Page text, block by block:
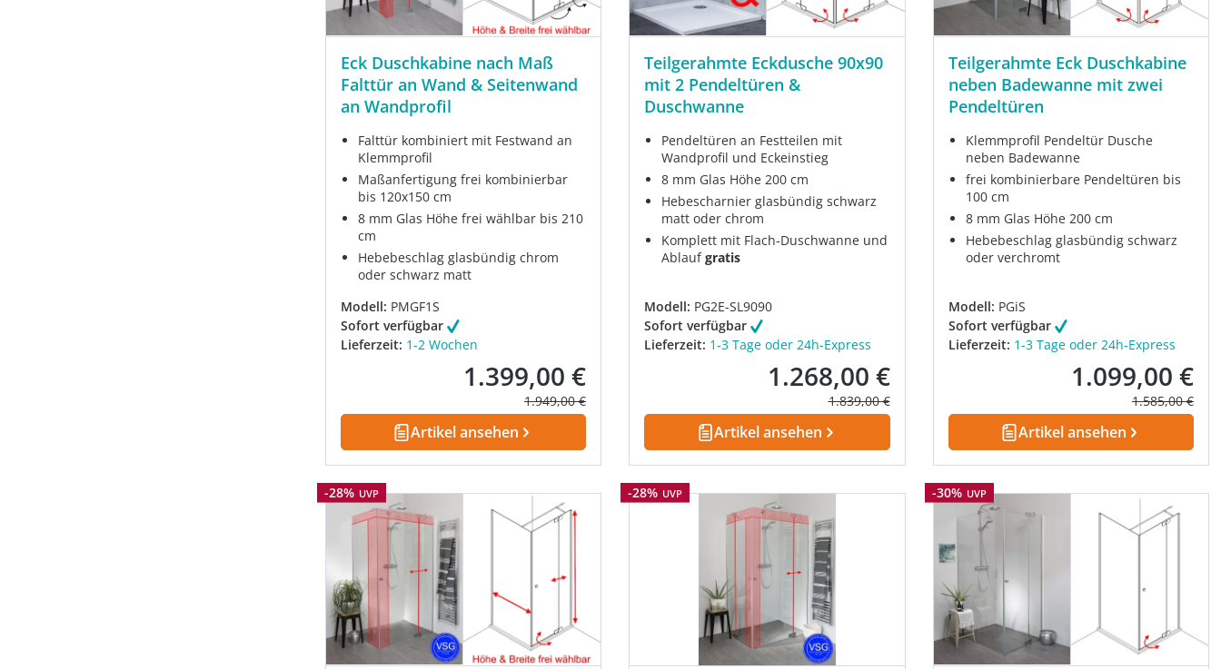
Eck Duschkabine nach Maß
Falttür an Wand & Seitenwand
an Wandprofil
Falttür kombiniert mit Festwand an
Klemmprofil
Maßanfertigung frei kombinierbar
bis 120x150 cm
8 mm Glas Höhe frei wählbar bis 210
cm
Hebebeschlag glasbündig chrom
oder schwarz matt
Modell: PMGF1S
Sofort verfügbar
Lieferzeit: 1-2 Wochen
Verkaufspreis:
1.399,00 €
Regulärer Preis:
1.949,00 €
Artikel ansehen
Teilgerahmte Eckdusche 90x90
mit 2 Pendeltüren &
Duschwanne
Pendeltüren an Festteilen mit
Wandprofil und Eckeinstieg
8 mm Glas Höhe 200 cm
Hebescharnier glasbündig schwarz
matt oder chrom
Komplett mit Flach-Duschwanne und
Ablaufgratis
Modell: PG2E-SL9090
Sofort verfügbar
Lieferzeit: 1-3 Tage oder 24h-Express
Verkaufspreis:
1.268,00 €
Regulärer Preis:
1.839,00 €
Artikel ansehen
Teilgerahmte Eck Duschkabine
neben Badewanne mit zwei
Pendeltüren
Klemmprofil Pendeltür Dusche
neben Badewanne
frei kombinierbare Pendeltüren bis
100 cm
8 mm Glas Höhe 200 cm
Hebebeschlag glasbündig schwarz
oder verchromt
Modell: PGiS
Sofort verfügbar
Lieferzeit: 1-3 Tage oder 24h-Express
Verkaufspreis:
1.099,00 €
Regulärer
1.585,00 €
Artikel ansehen
Rabatt
-28% UVP Rabatt
-28% UVP Rabatt
-30% UVP